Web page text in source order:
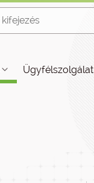
Ügyfélszolgálat